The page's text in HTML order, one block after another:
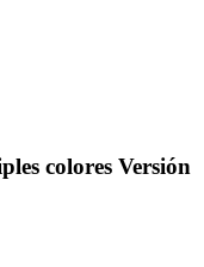
colores Versión